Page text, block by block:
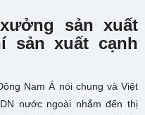
sản xuất
sản xuất cạnh
Nam Á nói chung và Việt
nước ngoài nhắm đến thị